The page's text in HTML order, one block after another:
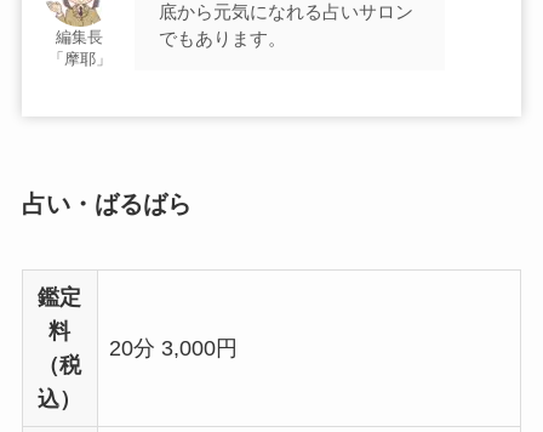
編集長
「摩耶」
底から元気になれる占いサロン
でもあります。
占い・ばるばら
鑑定
料
（税
込）
20分 3,000円